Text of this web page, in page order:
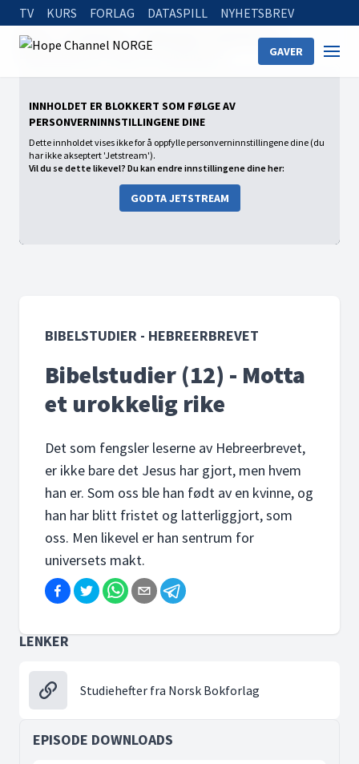
TV KURS FORLAG DATASPILL NYHETSBREV
GAVER
Home
Bibelstudier - Hebreerbrevet
Bibelstudier (12) - Motta et urokkelig rike
INNHOLDET ER BLOKKERT SOM FØLGE AV
PERSONVERNINNSTILLINGENE DINE
Dette innholdet vises ikke for å oppfylle personverninnstillingene dine (du
har ikke akseptert 'Jetstream').
Vil du se dette likevel? Du kan endre innstillingene dine her:
GODTA JETSTREAM
BIBELSTUDIER - HEBREERBREVET
Bibelstudier (12) - Motta
et urokkelig rike
Det som fengsler leserne av Hebreerbrevet,
er ikke bare det Jesus har gjort, men hvem
han er. Som oss ble han født av en kvinne, og
han har blitt fristet og latterliggjort, som
oss. Men likevel er han sentrum for
universets makt.
LENKER
Studiehefter fra Norsk Bokforlag
EPISODE DOWNLOADS